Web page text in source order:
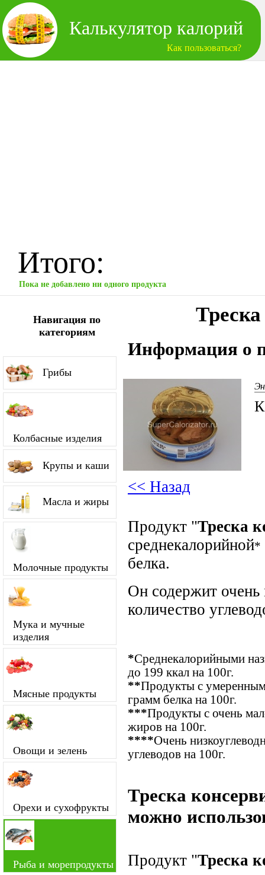
Калькулятор калорий
Как пользоваться?
Итого:
Пока не добавлено ни одного продукта
Навигация по
категориям
Грибы
Колбасные изделия
Крупы и каши
Масла и жиры
Молочные продукты
Мука и мучные
изделия
Мясные продукты
Овощи и зелень
Орехи и сухофрукты
Рыба и морепродукты
Информация о
<< Назад
Продукт "Треска
среднекалорийной*
белка.
Он содержит очень
количество
*Среднекалорийными
до 199 ккал на 100г.
**Продукты с
грамм белка на 100г.
***Продукты с очень
жиров на 100г.
****Очень
углеводов на 100г.
Треска
можно
Продукт "Треска